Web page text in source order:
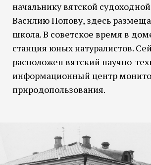
начальнику вятской
Василию Попову, здесь
школа. В советское время в
станция юных натуралистов.
расположен вятский научно-
информационный центр
природопользования.